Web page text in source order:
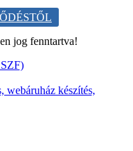
jog fenntartva!